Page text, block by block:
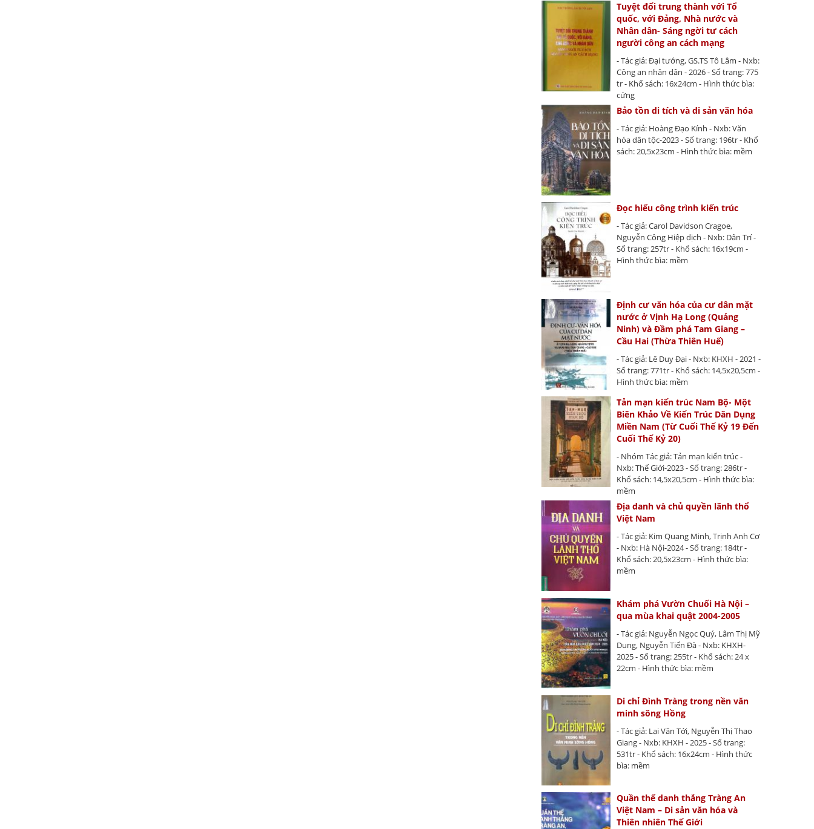
Tuyệt đối trung thành với Tổ
quốc, với Đảng, Nhà nước và
Nhân dân- Sáng ngời tư cách
người công an cách mạng
- Tác giả: Đại tướng, GS.TS Tô Lâm - Nxb:
Công an nhân dân - 2026 - Số trang: 775
tr - Khổ sách: 16x24cm - Hình thức bìa:
cứng
Bảo tồn di tích và di sản văn hóa
- Tác giả: Hoàng Đạo Kính - Nxb: Văn
hóa dân tộc-2023 - Số trang: 196tr - Khổ
sách: 20,5x23cm - Hình thức bìa: mềm
Đọc hiểu công trình kiến trúc
- Tác giả: Carol Davidson Cragoe,
Nguyễn Công Hiệp dịch - Nxb: Dân Trí -
Số trang: 257tr - Khổ sách: 16x19cm -
Hình thức bìa: mềm
Định cư văn hóa của cư dân mặt
nước ở Vịnh Hạ Long (Quảng
Ninh) và Đầm phá Tam Giang –
Cầu Hai (Thừa Thiên Huế)
- Tác giả: Lê Duy Đại - Nxb: KHXH - 2021 -
Số trang: 771tr - Khổ sách: 14,5x20,5cm -
Hình thức bìa: mềm
Tản mạn kiến trúc Nam Bộ- Một
Biên Khảo Về Kiến Trúc Dân Dụng
Miền Nam (Từ Cuối Thế Kỷ 19 Đến
Cuối Thế Kỷ 20)
- Nhóm Tác giả: Tản mạn kiến trúc -
Nxb: Thế Giới-2023 - Số trang: 286tr -
Khổ sách: 14,5x20,5cm - Hình thức bìa:
mềm
Địa danh và chủ quyền lãnh thổ
Việt Nam
- Tác giả: Kim Quang Minh, Trịnh Anh Cơ
- Nxb: Hà Nội-2024 - Số trang: 184tr -
Khổ sách: 20,5x23cm - Hình thức bìa:
mềm
Khám phá Vườn Chuối Hà Nội –
qua mùa khai quật 2004-2005
- Tác giả: Nguyễn Ngọc Quý, Lâm Thị Mỹ
Dung, Nguyễn Tiến Đà - Nxb: KHXH-
2025 - Số trang: 255tr - Khổ sách: 24 x
22cm - Hình thức bìa: mềm
Di chỉ Đình Tràng trong nền văn
minh sông Hồng
- Tác giả: Lại Văn Tới, Nguyễn Thị Thao
Giang - Nxb: KHXH - 2025 - Số trang:
531tr - Khổ sách: 16x24cm - Hình thức
bìa: mềm
Quần thể danh thắng Tràng An
Việt Nam – Di sản văn hóa và
Thiên nhiên Thế Giới